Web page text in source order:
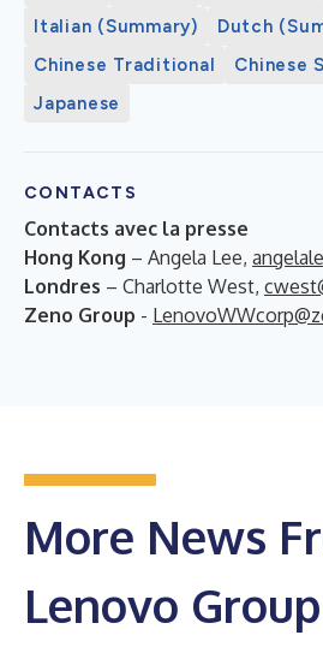
Italian (Summary)
Dutch
Chinese Traditional
Chinese
Japanese
CONTACTS
Contacts avec la presse
Hong Kong – Angela Lee,
Londres – Charlotte West,
Zeno Group -
More News
Lenovo